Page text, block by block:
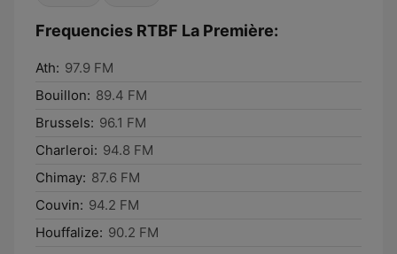
Frequencies RTBF La Première:
Ath: 97.9 FM
Bouillon: 89.4 FM
Brussels: 96.1 FM
Charleroi: 94.8 FM
Chimay: 87.6 FM
Couvin: 94.2 FM
Houffalize: 90.2 FM